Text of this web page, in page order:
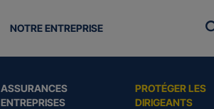
ASSURANCES
ENTREPRISES
PROTÉGER LES
DIRIGEANTS
NOTRE ENTREPRISE